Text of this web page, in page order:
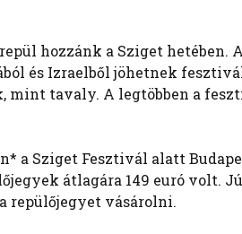
hozzánk a Sziget hetében.
és Izraelből jöhetnek
tavaly. A legtöbben a
a Sziget Fesztivál alatt
átlagára 149 euró volt.
repülőjegyet vásárolni.